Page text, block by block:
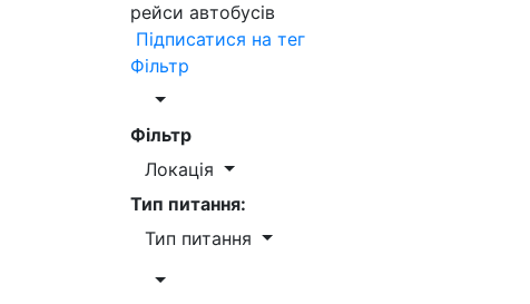
рейси автобусів
Підписатися на тег
Фільтр
Фільтр
Локація
Тип питання:
Тип питання